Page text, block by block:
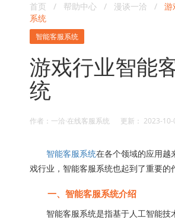
首页 / 帮助中心 / 漫谈一洽 / 游
系统
智能客服系统
游戏行业智能
统
作者：一洽·在线客服系统 更新： 2023-10-
智能客服系统在各个领域的应用越
戏行业，智能客服系统也起到了重要的
一、智能客服系统介绍
智能客服系统是指基于人工智能技